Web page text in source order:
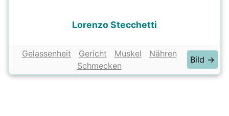
Lorenzo Stecchetti
Gelassenheit Gericht Muskel
Nähren
Schmecken
Bild →